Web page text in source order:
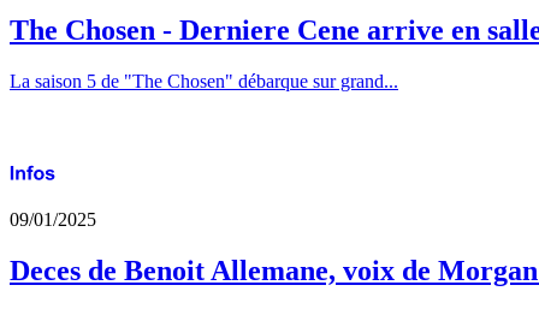
The Chosen - Derniere Cene arrive en
La saison 5 de "The Chosen" débarque sur grand...
09/01/2025
Deces de Benoit Allemane, voix de